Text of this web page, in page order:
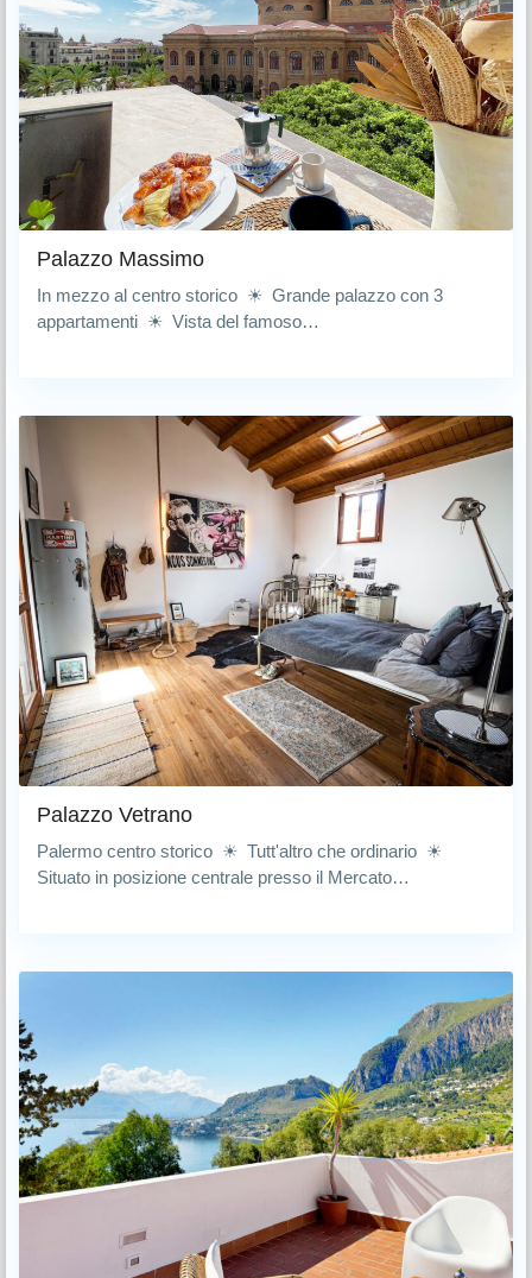
Palazzo Massimo
In mezzo al centro storico ☀ Grande palazzo con 3
appartamenti ☀ Vista del famoso…
Palazzo Vetrano
Palermo centro storico ☀ Tutt'altro che ordinario ☀
Situato in posizione centrale presso il Mercato…